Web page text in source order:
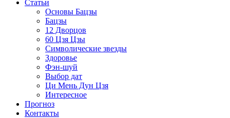
Статьи
Основы Бацзы
Бацзы
12 Дворцов
60 Цзя Цзы
Символические звезды
Здоровье
Фэн-шуй
Выбор дат
Ци Мень Дун Цзя
Интересное
Прогноз
Контакты